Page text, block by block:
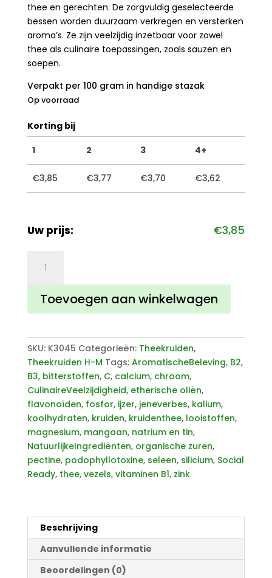
thee en gerechten. De zorgvuldig geselecteerde
bessen worden duurzaam verkregen en versterken
aroma’s. Ze zijn veelzijdig inzetbaar voor zowel
thee als culinaire toepassingen, zoals sauzen en
soepen.
Verpakt per 100 gram in handige stazak
Op voorraad
Korting bij
1
2 3 4+
€3,85 €3,77 €3,70 €3,62
Uw prijs: €3,85
aantal
Toevoegen aan winkelwagen
SKU: K3045 Categorieën: Theekruiden,
Theekruiden H-M Tags: AromatischeBeleving, B2,
B3, bitterstoffen, C, calcium, chroom,
CulinaireVeelzijdigheid, etherische oliën,
flavonoïden, fosfor, ijzer, jeneverbes, kalium,
koolhydraten, kruiden, kruidenthee, looistoffen,
magnesium, mangaan, natrium en tin,
NatuurlijkeIngrediënten, organische zuren,
pectine, podophyllotoxine, seleen, silicium, Social
Ready, thee, vezels, vitaminen B1, zink
Beschrijving
Aanvullende informatie
Beoordelingen (0)